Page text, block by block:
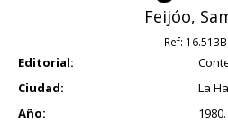
Feijóo,
Ref:
Editorial:
Ciudad:
La
Año:
1980.